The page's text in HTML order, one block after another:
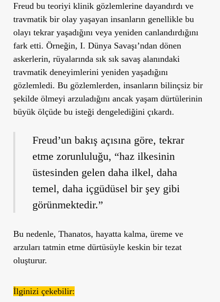
Freud bu teoriyi klinik gözlemlerine dayandırdı ve
travmatik bir olay yaşayan insanların genellikle bu
olayı tekrar yaşadığını veya yeniden canlandırdığını
fark etti. Örneğin, I. Dünya Savaşı’ndan dönen
askerlerin, rüyalarında sık sık savaş alanındaki
travmatik deneyimlerini yeniden yaşadığını
gözlemledi. Bu gözlemlerden, insanların bilinçsiz bir
şekilde ölmeyi arzuladığını ancak yaşam dürtülerinin
büyük ölçüde bu isteği dengelediğini çıkardı.
Freud’un bakış açısına göre, tekrar
etme zorunluluğu, “haz ilkesinin
üstesinden gelen daha ilkel, daha
temel, daha içgüdüsel bir şey gibi
görünmektedir.”
Bu nedenle, Thanatos, hayatta kalma, üreme ve
arzuları tatmin etme dürtüsüyle keskin bir tezat
oluşturur.
İlginizi çekebilir: